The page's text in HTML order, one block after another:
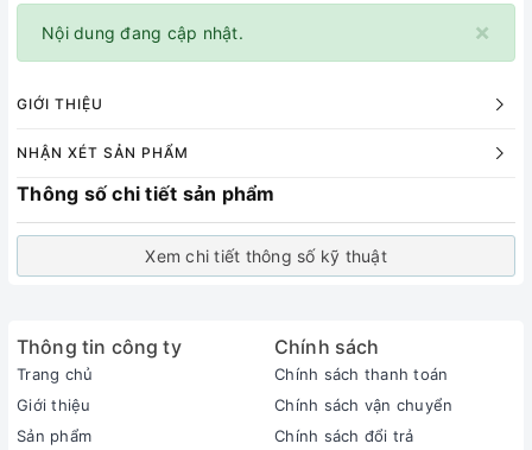
×
Nội dung đang cập nhật.
GIỚI THIỆU
NHẬN XÉT SẢN PHẨM
Thông số chi tiết sản phẩm
Xem chi tiết thông số kỹ thuật
Thông tin công ty
Trang chủ
Giới thiệu
Sản phẩm
Chính sách
Chính sách thanh toán
Chính sách vận chuyển
Chính sách đổi trả